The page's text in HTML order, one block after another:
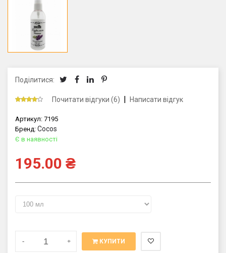
Поділитися:
Почитати відгуки (6) Написати відгук
Артикул: 7195
Бренд: Cocos
Є в наявності
195.00 ₴
- + КУПИТИ